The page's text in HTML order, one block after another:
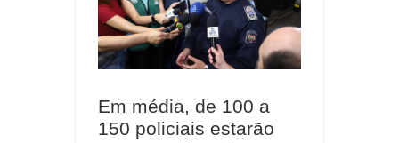
Em média, de 100 a
150 policiais estarão